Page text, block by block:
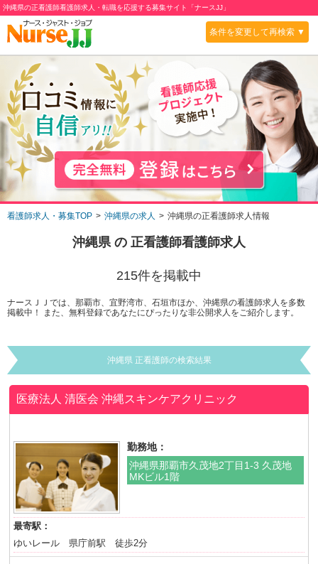
沖縄県の正看護師看護師求人・転職を応援する募集サイト「ナースJJ」
条件を変更して再検索 ▼
看護師求人・募集TOP 沖縄県の求人 沖縄県の正看護師求人情報
沖縄県の 正看護師看護師求人
215件を掲載中
ナースＪＪでは、那覇市、宜野湾市、石垣市ほか、沖縄県の看護師求人を多数
掲載中！ また、無料登録であなたにぴったりな非公開求人をご紹介します。
沖縄県 正看護師の検索結果
医療法人 清医会 沖縄スキンケアクリニック
勤務地：
沖縄県那覇市久茂地2丁目1-3 久茂地
MKビル1階
最寄駅：
ゆいレール 県庁前駅 徒歩2分